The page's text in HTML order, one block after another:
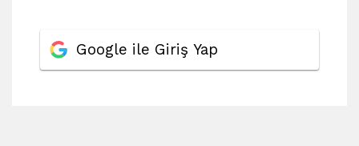
Google ile Giriş Yap